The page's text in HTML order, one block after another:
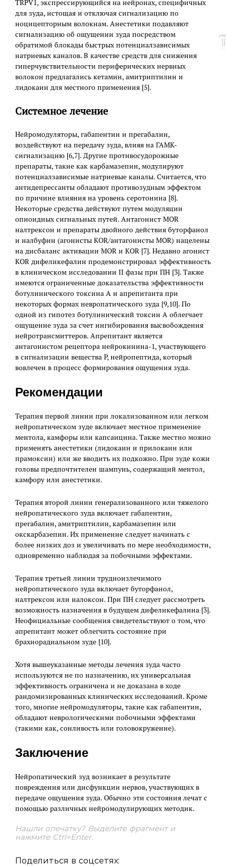
TRPV1, экспрессирующийся на нейронах, специфичных
для зуда, истощая и отключая сигнализацию по
ноцицепторным волокнам. Анестетики подавляют
сигнализацию об ощущении зуда посредством
обратимой блокады быстрых потенциалзависимых
натриевых каналов. В качестве средств для снижения
гиперчувствительности периферических нервных
волокон предлагались кетамин, амитриптилин и
лидокаин для местного применения [5].
Системное лечение
Нейромодуляторы, габапентин и прегабалин,
воздействуют на передачу зуда, влияя на ГАМК-
сигнализацию [6,7]. Другие противосудорожные
препараты, такие как карбамазепин, модулируют
потенциалзависимые натриевые каналы. Считается, что
антидепрессанты обладают противозудным эффектом
по причине влияния на уровень серотонина [8].
Некоторые средства действуют путем модуляции
опиоидных сигнальных путей. Антагонист MOR
налтрексон и препараты двойного действия буторфанол
и налбуфин (агонисты KOR/антагонисты MOR) нацелены
на дисбаланс активации MOR и KOR [7]. Недавно агонист
KOR дифеликефалин продемонстрировал эффективность
в клиническом исследовании II фазы при ПН [3]. Также
имеются ограниченные доказательства эффективности
ботулинического токсина А и апрепитанта при
некоторых формах невропатического зуда [9,10]. По
одной из гипотез ботулинический токсин А облегчает
ощущение зуда за счет ингибирования высвобождения
нейротрансмиттеров. Апрепитант является
антагонистом рецептора нейрокинина-1, участвующего
в сигнализации вещества P, нейропептида, который
вовлечен в процесс формирования ощущения зуда.
Рекомендации
Терапия первой линии при локализованном или легком
нейропатическом зуде включает местное применение
ментола, камфоры или капсаицина. Также местно можно
применять анестетики (лидокаин и прилокаин или
прамоксин) или же вводить их подкожно. При зуде кожи
головы предпочтителен шампунь, содержащий ментол,
камфору или анестетики.
Терапия второй линии генерализованного или тяжелого
нейропатического зуда включает габапентин,
прегабалин, амитриптилин, карбамазепин или
окскарбазепин. Их применение следует начинать с
более низких доз и увеличивать по мере необходимости,
одновременно наблюдая за побочными эффектами.
Терапия третьей линии трудноизлечимого
нейропатического зуда включает буторфанол,
налтрексон или налоксон. При ПН следует рассмотреть
возможность назначения в будущем дифеликефалина [3].
Неофициальные сообщения свидетельствуют о том, что
апрепитант может облегчить состояние при
брахиорадиальном зуде [10].
Хотя вышеуказанные методы лечения зуда часто
используются не по назначению, их универсальная
эффективность ограничена и не доказана в ходе
рандомизированных клинических исследований. Кроме
того, многие нейромодуляторы, такие как габапентин,
обладают неврологическими побочными эффектами
(такими как, сонливость или головокружение).
Заключение
Нейропатический зуд возникает в результате
повреждения или дисфункции нервов, участвующих в
передаче ощущения зуда. Обычно эти состояния лечат с
помощью различных нейромодулирующих методик.
Нашли опечатку? Выделите фрагмент и
нажмите Ctrl+Enter.
Поделиться в соцсетях: